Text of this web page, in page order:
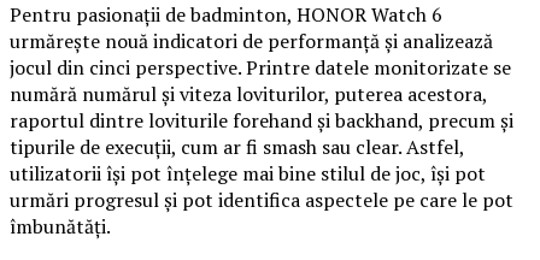
Pentru pasionații de badminton, HONOR Watch 6
urmărește nouă indicatori de performanță și analizează
jocul din cinci perspective. Printre datele monitorizate se
numără numărul și viteza loviturilor, puterea acestora,
raportul dintre loviturile forehand și backhand, precum și
tipurile de execuții, cum ar fi smash sau clear. Astfel,
utilizatorii își pot înțelege mai bine stilul de joc, își pot
urmări progresul și pot identifica aspectele pe care le pot
îmbunătăți.